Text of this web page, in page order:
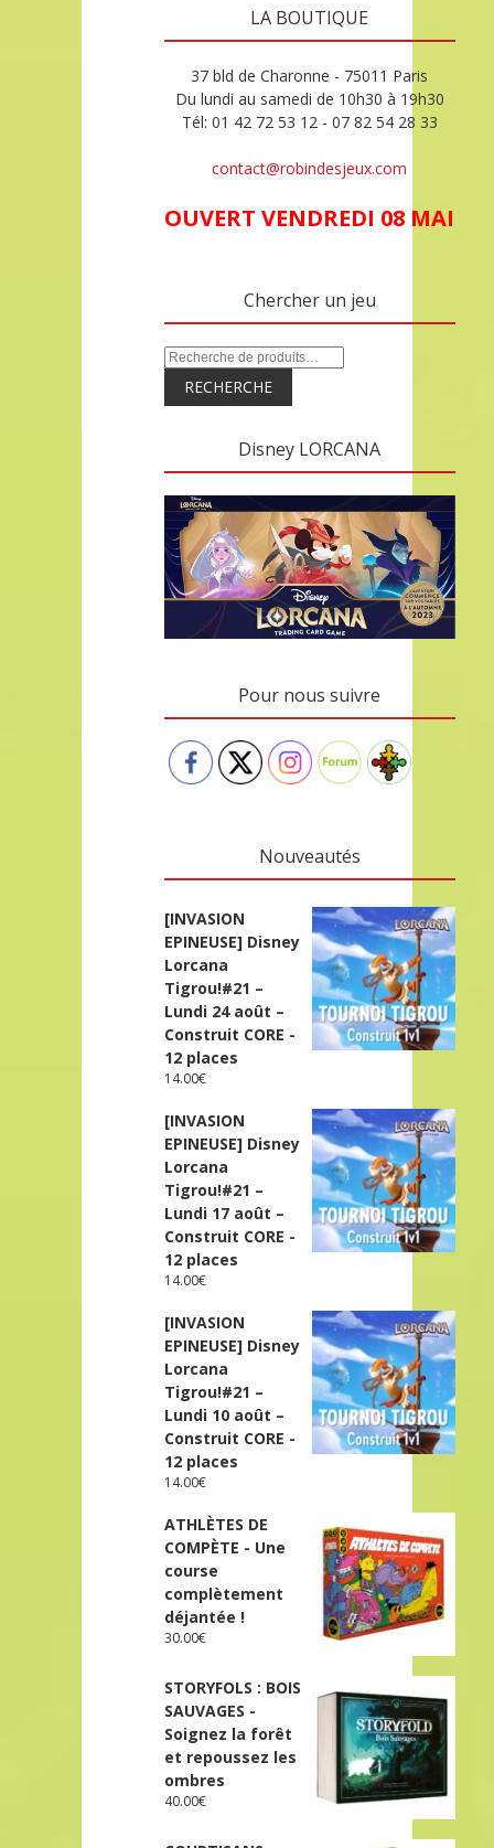
LA BOUTIQUE
37 bld de Charonne - 75011 Paris
Du lundi au samedi de 10h30 à 19h30
Tél: 01 42 72 53 12 - 07 82 54 28 33
contact@robindesjeux.com
OUVERT VENDREDI 08 MAI
Chercher un jeu
RECHERCHE
Disney LORCANA
Pour nous suivre
Nouveautés
[INVASION
EPINEUSE] Disney
Lorcana
Tigrou!#21 –
Lundi 24 août –
Construit CORE -
12 places
14.00€
[INVASION
EPINEUSE] Disney
Lorcana
Tigrou!#21 –
Lundi 17 août –
Construit CORE -
12 places
14.00€
[INVASION
EPINEUSE] Disney
Lorcana
Tigrou!#21 –
Lundi 10 août –
Construit CORE -
12 places
14.00€
ATHLÈTES DE
COMPÈTE - Une
course
complètement
déjantée !
30.00€
STORYFOLS : BOIS
SAUVAGES -
Soignez la forêt
et repoussez les
ombres
40.00€